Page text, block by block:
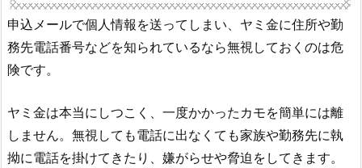
申込メールで個人情報を送ってしまい、ヤミ金に住所や勤
務先電話番号などを知られているなら無視しておくのは危
険です。
ヤミ金は本当にしつこく、一度かかったカモを簡単には離
しません。無視しても電話に出なくても家族や勤務先に執
拗に電話を掛けてきたり、嫌がらせや脅迫をしてきます。